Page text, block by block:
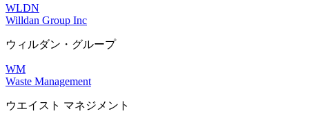
WLDN
Willdan Group Inc
ウィルダン・グループ
WM
Waste Management
ウエイスト マネジメント